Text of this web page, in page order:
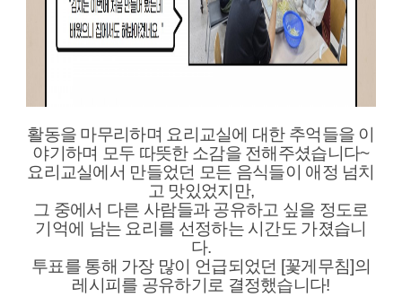
활동을 마무리하며 요리교실에 대한 추억들을 이
야기하며 모두 따뜻한 소감을 전해주셨습니다~
요리교실에서 만들었던 모든 음식들이 애정 넘치
고 맛있었지만,
그 중에서 다른 사람들과 공유하고 싶을 정도로
기억에 남는 요리를 선정하는 시간도 가졌습니
다.
투표를 통해 가장 많이 언급되었던 [꽃게무침]의
레시피를 공유하기로 결정했습니다!